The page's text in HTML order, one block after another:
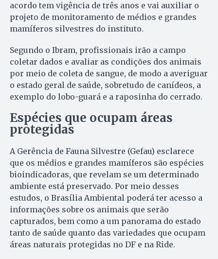
acordo tem vigência de três anos e vai auxiliar o
projeto de monitoramento de médios e grandes
mamíferos silvestres do instituto.
Segundo o Ibram, profissionais irão a campo
coletar dados e avaliar as condições dos animais
por meio de coleta de sangue, de modo a averiguar
o estado geral de saúde, sobretudo de canídeos, a
exemplo do lobo-guará e a raposinha do cerrado.
Espécies que ocupam áreas
protegidas
A Gerência de Fauna Silvestre (Gefau) esclarece
que os médios e grandes mamíferos são espécies
bioindicadoras, que revelam se um determinado
ambiente está preservado. Por meio desses
estudos, o Brasília Ambiental poderá ter acesso a
informações sobre os animais que serão
capturados, bem como a um panorama do estado
tanto de saúde quanto das variedades que ocupam
áreas naturais protegidas no DF e na Ride.